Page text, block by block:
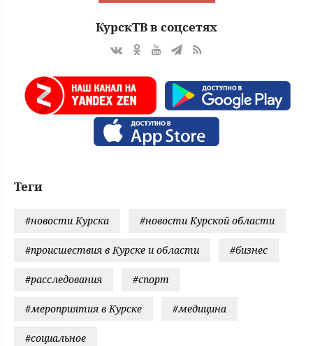
КурскТВ в соцсетях
Теги
#новости Курска #новости Курской области
#происшествия в Курске и области #бизнес
#расследования #спорт
#мероприятия в Курске #медицина
#социальное